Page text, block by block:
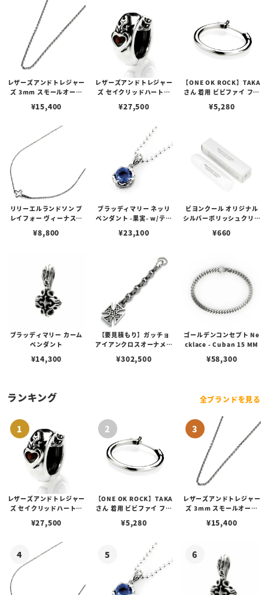
レザーズアンドトレジャー
ズ 3mm スモールオーバ
ブスタークラスプ＆LTロ
¥15,400
レザーズアンドトレジャー
ズ セイクリッドハートピ
¥27,500
【ONE OK ROCK】TAKA
さん 着用 ビビファイ フー
¥5,280
リリーエルランドソン プ
レイフォー ヴィーナスチ
¥8,800
ブラッディマリー ネッリ
ペンダント -果実- w/ティ
¥23,100
ビヨンクール オリジナル
シルバーポリッシュクリー
ュ）
¥660
ブラッディマリー カーム
ペンダント
¥14,300
【要見積もり】ガッチョ
アイアンクロスオーナメン
クスハンターノッカー Ve
¥302,500
ゴールデンコンセプト Ne
cklace - Cuban 15 MM
¥58,300
ランキング 全ブランドを見る
レザーズアンドトレジャー
ズ セイクリッドハートピ
¥27,500
【ONE OK ROCK】TAKA
さん 着用 ビビファイ フー
¥5,280
レザーズアンドトレジャー
ズ 3mm スモールオーバ
ブスタークラスプ＆LTロ
¥15,400